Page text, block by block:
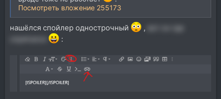
Посмотреть вложение 255173
нашёлся спойлер однострочный ,
: